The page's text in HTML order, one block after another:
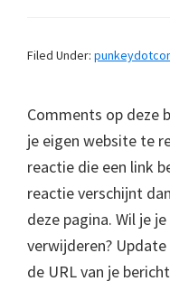
Filed Under:
Comments op deze
je eigen website te
reactie die een link
reactie verschijnt
deze pagina. Wil je
verwijderen?
de URL van je